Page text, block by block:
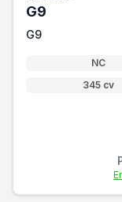
G9
G9
NC
345 cv